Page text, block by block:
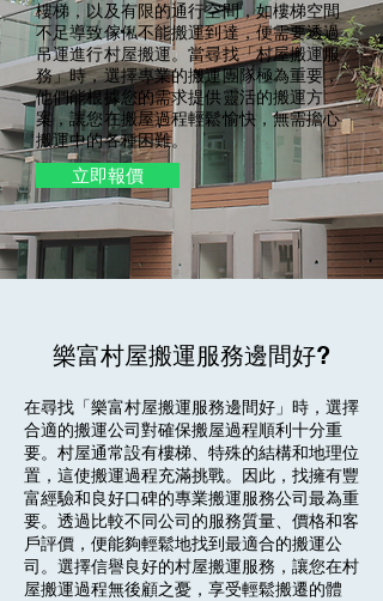
樓梯，以及有限的通行空間，如樓梯空間
不足導致傢俬不能搬運到達，便需要透過
吊運進行村屋搬運。當尋找「村屋搬運服
務」時，選擇專業的搬運團隊極為重要，
他們能根據您的需求提供靈活的搬運方
案，讓您在搬屋過程輕鬆愉快，無需擔心
搬運中的各種困難。
立即報價
樂富村屋搬運服務邊間好?
在尋找「樂富村屋搬運服務邊間好」時，選擇
合適的搬運公司對確保搬屋過程順利十分重
要。村屋通常設有樓梯、特殊的結構和地理位
置，這使搬運過程充滿挑戰。因此，找擁有豐
富經驗和良好口碑的專業搬運服務公司最為重
要。透過比較不同公司的服務質量、價格和客
戶評價，便能夠輕鬆地找到最適合的搬運公
司。選擇信譽良好的村屋搬運服務，讓您在村
屋搬運過程無後顧之憂，享受輕鬆搬遷的體